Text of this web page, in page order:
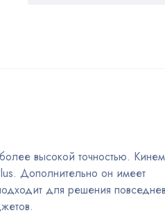
высокой точностью.
Дополнительно он имеет
для решения